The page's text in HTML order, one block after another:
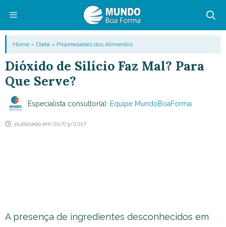
conteúdo
Menu
Home » Dieta » Propriedades dos Alimentos
Dióxido de Silício Faz Mal? Para
Que Serve?
Especialista consultor(a): Equipe MundoBoaForma
publicado em 01/03/2017
A presença de ingredientes desconhecidos em